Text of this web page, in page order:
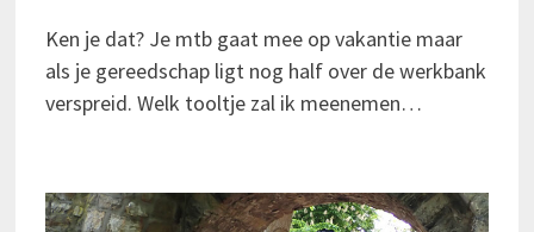
Ken je dat? Je mtb gaat mee op vakantie maar
als je gereedschap ligt nog half over de werkbank
verspreid. Welk tooltje zal ik meenemen…